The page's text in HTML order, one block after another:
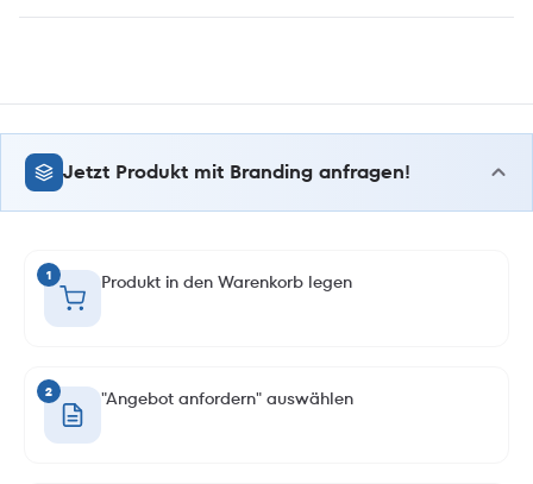
Jetzt Produkt mit Branding anfragen!
1 Produkt in den Warenkorb legen
2 "Angebot anfordern" auswählen